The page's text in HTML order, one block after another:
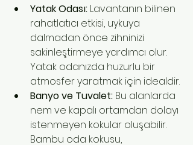
Yatak Odası: Lavantanın bilinen
rahatlatıcı etkisi, uykuya
dalmadan önce zihninizi
sakinleştirmeye yardımcı olur.
Yatak odanızda huzurlu bir
atmosfer yaratmak için idealdir.
Banyo ve Tuvalet: Bu alanlarda
nem ve kapalı ortamdan dolayı
istenmeyen kokular oluşabilir.
Bambu oda kokusu,